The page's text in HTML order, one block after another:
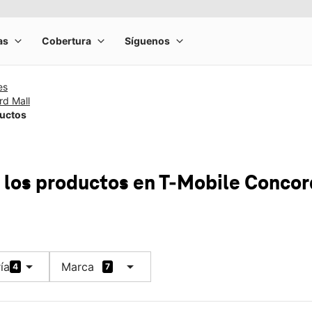
Mall
productos en T-Mobile
4 arrow_drop_down Marca 7 arrow_drop_down